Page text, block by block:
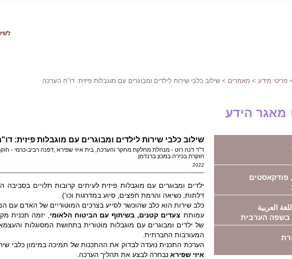
פריטי מידע > מאמרים > שילוב כלבי שירות לילדים ומבוגרים עם מוגבלות פיזית: דו”ח הערכה
מאגר הידע
שילוב כלבי שירות לילדים ומבוגרים עם מוגבלות פיזית:
ד"ר דנה רוט - מנהלת מחלקת מחקר והערכה, בית איזי שפירא ,דפנה רביב-כרמי -
חוקרת בכירה במכון ברנדמן
2022
ילדים ומבוגרים עם מוגבלות פיזית לעיתים קרובות תלויים בסביבה
דלתות, נשיאה והרמת חפצים, סיוע במדרגות וכו').
כלב שירות הוא כלב שהוכשר לסייע בצרכים המוטוריים של האדם עם
עמותת צעדים קטנים, בשיתוף עם הביטוח הלאומי , יזמה תכנית
של ילדים ומבוגרים עם מוגבלות מוטורית בתחושת המסוגלות
המעורבות החברתית.
הערכת התכנית נועדה לבדוק את ההתכנות של תמיכה במימון כלבי
איזי שפיראנבחרה לבצע את תהליך הערכה.
פודקאסטים
العربية
בשפה הערבית